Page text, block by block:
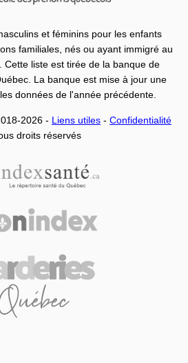
et féminins pour les enfants
familiales, nés ou ayant immigré au
Cette liste est tirée de la banque de
La banque est mise à jour une
données de l'année précédente.
2026 - Liens utiles - Confidentialité
droits réservés